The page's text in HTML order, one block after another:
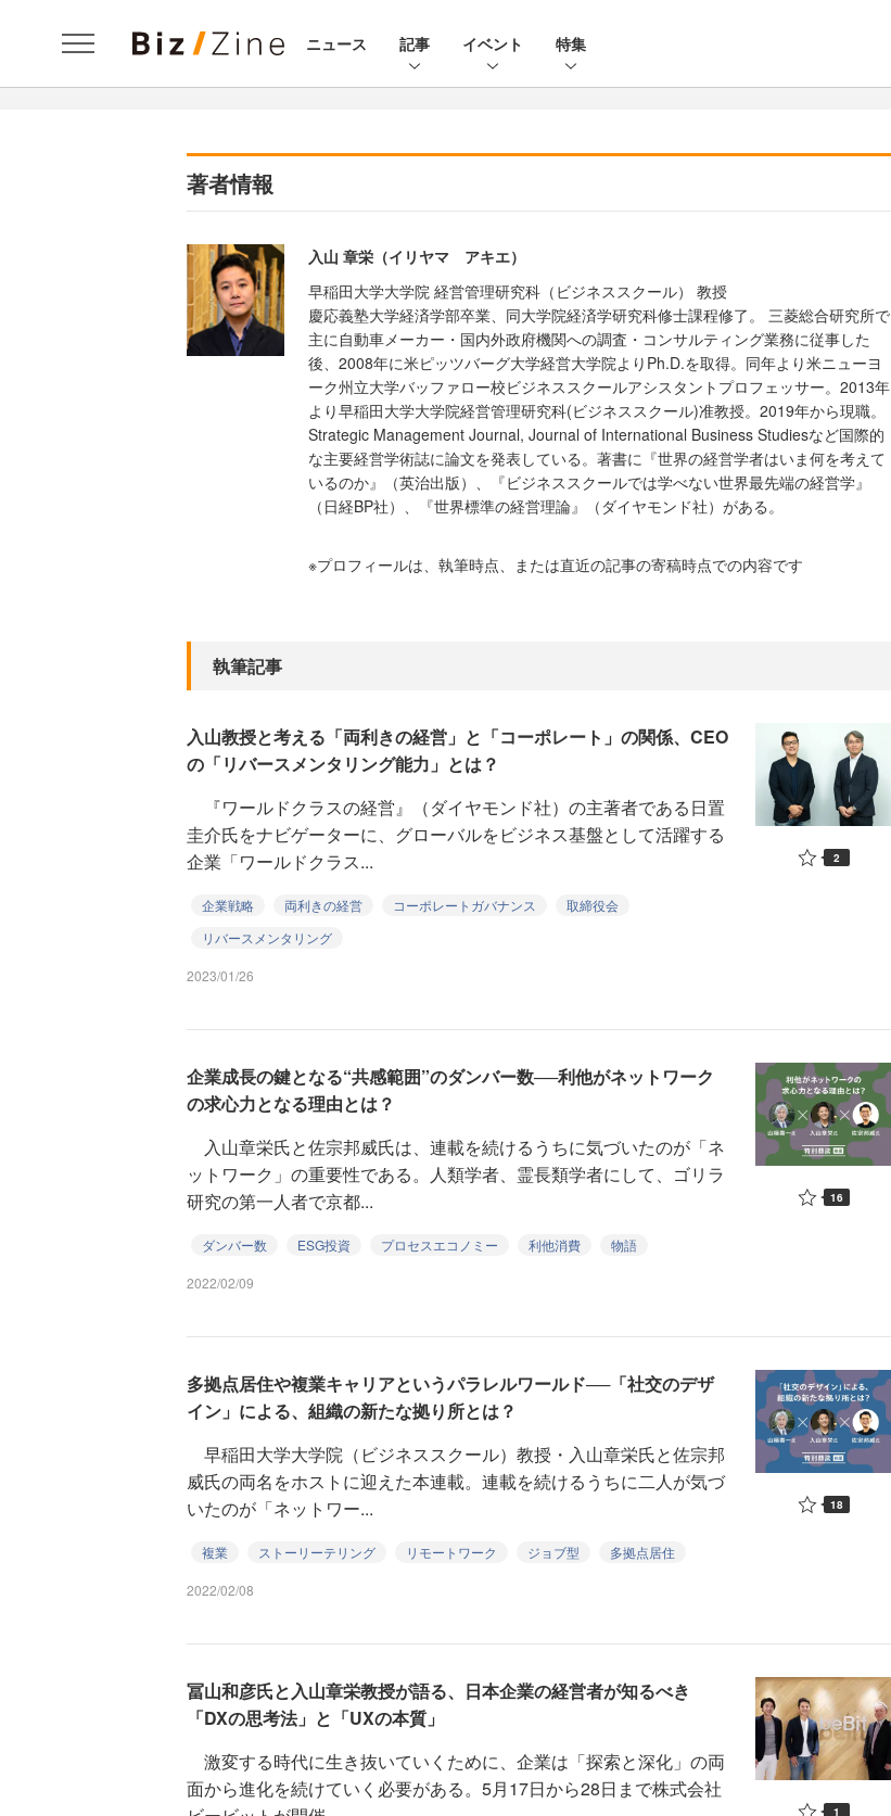
ニュース 記事 イベント 特集
著者情報
入山 章栄（イリヤマ アキエ）
早稲田大学大学院 経営管理研究科（ビジネススクール） 教授
慶応義塾大学経済学部卒業、同大学院経済学研究科修士課程修了。 三菱総合研究所で
主に自動車メーカー・国内外政府機関への調査・コンサルティング業務に従事した
後、2008年に米ピッツバーグ大学経営大学院よりPh.D.を取得。同年より米ニューヨ
ーク州立大学バッファロー校ビジネススクールアシスタントプロフェッサー。2013年
より早稲田大学大学院経営管理研究科(ビジネススクール)准教授。2019年から現職。
Strategic Management Journal, Journal of International Business Studiesなど国際的
な主要経営学術誌に論文を発表している。著書に『世界の経営学者はいま何を考えて
いるのか』（英治出版）、『ビジネススクールでは学べない世界最先端の経営学』
（日経BP社）、『世界標準の経営理論』（ダイヤモンド社）がある。
※プロフィールは、執筆時点、または直近の記事の寄稿時点での内容です
執筆記事
入山教授と考える「両利きの経営」と「コーポレート」の関係、CEO
の「リバースメンタリング能力」とは？
『ワールドクラスの経営』（ダイヤモンド社）の主著者である日置
圭介氏をナビゲーターに、グローバルをビジネス基盤として活躍する
企業「ワールドクラス...
企業戦略 両利きの経営 コーポレートガバナンス
取締役会
リバースメンタリング
2023/01/26
2
企業成長の鍵となる“共感範囲”のダンバー数──利他がネットワーク
の求心力となる理由とは？
入山章栄氏と佐宗邦威氏は、連載を続けるうちに気づいたのが「ネ
ットワーク」の重要性である。人類学者、霊長類学者にして、ゴリラ
研究の第一人者で京都...
ダンバー数 ESG投資 プロセスエコノミー 利他消費 物語
2022/02/09
16
多拠点居住や複業キャリアというパラレルワールド──「社交のデザ
イン」による、組織の新たな拠り所とは？
早稲田大学大学院（ビジネススクール）教授・入山章栄氏と佐宗邦
威氏の両名をホストに迎えた本連載。連載を続けるうちに二人が気づ
いたのが「ネットワー...
複業 ストーリーテリング リモートワーク ジョブ型 多拠点居住
2022/02/08
18
冨山和彦氏と入山章栄教授が語る、日本企業の経営者が知るべき
「DXの思考法」と「UXの本質」
激変する時代に生き抜いていくために、企業は「探索と深化」の両
面から進化を続けていく必要がある。5月17日から28日まで株式会社
1